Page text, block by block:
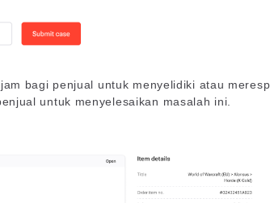
bagi penjual untuk menyelidiki atau
untuk menyelesaikan masalah ini.